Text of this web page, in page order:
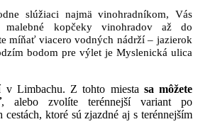
slúžiaci najmä vinohradníkom, Vás
malebné kopčeky vinohradov až do
míňať viacero vodných nádrží – jazierok
bodom pre výlet je Myslenická ulica
v Limbachu. Z tohto miesta sa môžete
, alebo zvolíte terénnejší variant po
ktoré sú zjazdné aj s terénnejším